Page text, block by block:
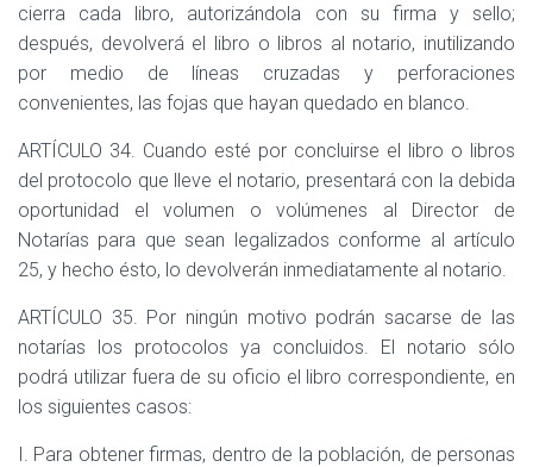
cierra cada libro, autorizándola con su firma y sello;
después, devolverá el libro o libros al notario, inutilizando
por medio de líneas cruzadas y perforaciones
convenientes, las fojas que hayan quedado en blanco.
ARTÍCULO 34. Cuando esté por concluirse el libro o libros
del protocolo que lleve el notario, presentará con la debida
oportunidad el volumen o volúmenes al Director de
Notarías para que sean legalizados conforme al artículo
25, y hecho ésto, lo devolverán inmediatamente al notario.
ARTÍCULO 35. Por ningún motivo podrán sacarse de las
notarías los protocolos ya concluidos. El notario sólo
podrá utilizar fuera de su oficio el libro correspondiente, en
los siguientes casos:
I. Para obtener firmas, dentro de la población, de personas